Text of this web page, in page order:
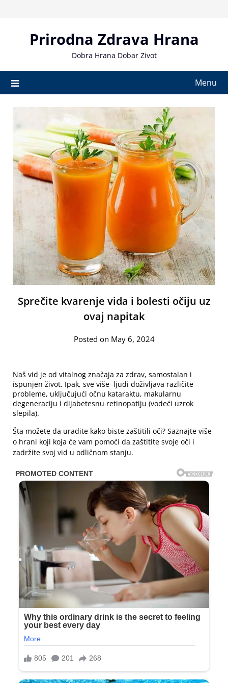
Prirodna Zdrava Hrana
Dobra Hrana Dobar Zivot
Menu
Sprečite kvarenje vida i bolesti očiju uz
ovaj napitak
Posted on May 6, 2024
Naš vid je od vitalnog značaja za zdrav, samostalan i
ispunjen život. Ipak, sve više ljudi doživljava različite
probleme, uključujući očnu kataraktu, makularnu
degeneraciju i dijabetesnu retinopatiju (vodeći uzrok
slepila).
Šta možete da uradite kako biste zaštitili oči? Saznajte više
o hrani koji koja će vam pomoći da zaštitite svoje oči i
zadržite svoj vid u odličnom stanju.